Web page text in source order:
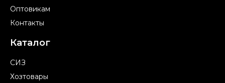
Оптовикам
Контакты
Каталог
СИЗ
Хозтовары